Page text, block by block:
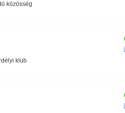
közösség
klub